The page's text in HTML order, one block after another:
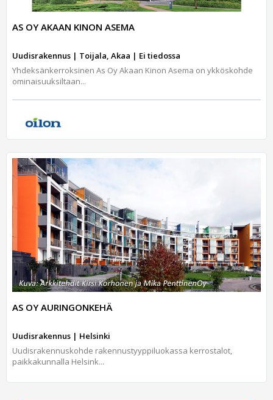
AS OY AKAAN KINON ASEMA
Uudisrakennus | Toijala, Akaa | Ei tiedossa
Yhdeksänkerroksinen As Oy Akaan Kinon Asema on ykköskohde
ominaisuuksiltaan...
AS OY AURINGONKEHÄ
Uudisrakennus | Helsinki
Uudisrakennuskohde rakennustyyppiluokassa kerrostalot,
paikkakunnalla Helsink...